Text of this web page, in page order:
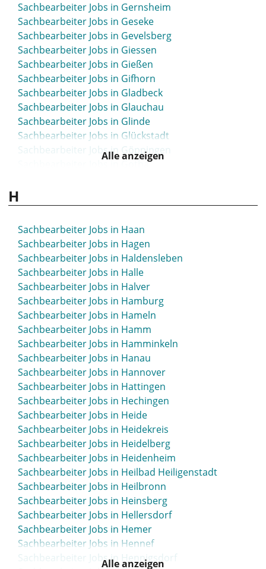
Sachbearbeiter Jobs in Gernsheim
Sachbearbeiter Jobs in Geseke
Sachbearbeiter Jobs in Gevelsberg
Sachbearbeiter Jobs in Giessen
Sachbearbeiter Jobs in Gießen
Sachbearbeiter Jobs in Gifhorn
Sachbearbeiter Jobs in Gladbeck
Sachbearbeiter Jobs in Glauchau
Sachbearbeiter Jobs in Glinde
Sachbearbeiter Jobs in Glückstadt
Sachbearbeiter Jobs in Göppingen
Sachbearbeiter Jobs in Gotha
Sachbearbeiter Jobs in Greven
Sachbearbeiter Jobs in Grevenbroich
Sachbearbeiter Jobs in Gronau
Sachbearbeiter Jobs in Großenhain
Sachbearbeiter Jobs in Großröhrsdorf
Sachbearbeiter Jobs in Grünstadt
Sachbearbeiter Jobs in Gummersbach
Sachbearbeiter Jobs in Günzburg
Sachbearbeiter Jobs in Gunzenhausen
Sachbearbeiter Jobs in Gütersloh
Alle anzeigen
H
Sachbearbeiter Jobs in Haan
Sachbearbeiter Jobs in Hagen
Sachbearbeiter Jobs in Haldensleben
Sachbearbeiter Jobs in Halle
Sachbearbeiter Jobs in Halver
Sachbearbeiter Jobs in Hamburg
Sachbearbeiter Jobs in Hameln
Sachbearbeiter Jobs in Hamm
Sachbearbeiter Jobs in Hamminkeln
Sachbearbeiter Jobs in Hanau
Sachbearbeiter Jobs in Hannover
Sachbearbeiter Jobs in Hattingen
Sachbearbeiter Jobs in Hechingen
Sachbearbeiter Jobs in Heide
Sachbearbeiter Jobs in Heidekreis
Sachbearbeiter Jobs in Heidelberg
Sachbearbeiter Jobs in Heidenheim
Sachbearbeiter Jobs in Heilbad Heiligenstadt
Sachbearbeiter Jobs in Heilbronn
Sachbearbeiter Jobs in Heinsberg
Sachbearbeiter Jobs in Hellersdorf
Sachbearbeiter Jobs in Hemer
Sachbearbeiter Jobs in Hennef
Sachbearbeiter Jobs in Hennigsdorf
Alle anzeigen